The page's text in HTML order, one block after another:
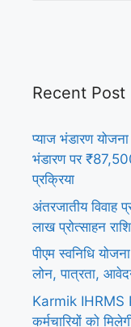
Recent Post
प्याज भंडारण
भंडारण पर
प्रक्रिया
अंतरजातीय विवाह
लाख प्रोत्साहन
पीएम स्वनिधि
लोन, पात्रता,
Karmik
कर्मचारियों को